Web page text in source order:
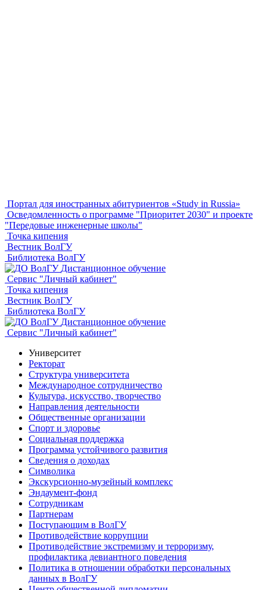
Портал для иностранных абитуриентов «Study in Russia»
Осведомленность о программе "Приоритет 2030" и проекте
"Передовые инженерные школы"
Точка кипения
Вестник ВолГУ
Библиотека ВолГУ
Дистанционное обучение
Сервис "Личный кабинет"
Точка кипения
Вестник ВолГУ
Библиотека ВолГУ
Дистанционное обучение
Сервис "Личный кабинет"
Университет
Ректорат
Структура университета
Международное сотрудничество
Культура, искусство, творчество
Направления деятельности
Общественные организации
Спорт и здоровье
Социальная поддержка
Программа устойчивого развития
Сведения о доходах
Символика
Экскурсионно-музейный комплекс
Эндаумент-фонд
Сотрудникам
Партнерам
Поступающим в ВолГУ
Противодействие коррупции
Противодействие экстремизму и терроризму,
профилактика девиантного поведения
Политика в отношении обработки персональных
данных в ВолГУ